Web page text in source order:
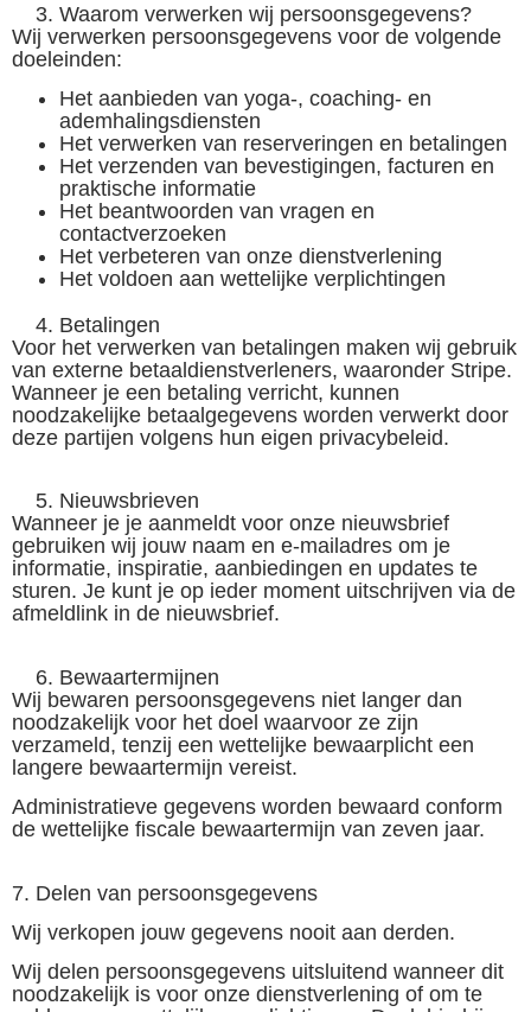
Waarom verwerken wij persoonsgegevens?
Wij verwerken persoonsgegevens voor de volgende
doeleinden:
Het aanbieden van yoga-, coaching- en
ademhalingsdiensten
Het verwerken van reserveringen en betalingen
Het verzenden van bevestigingen, facturen en
praktische informatie
Het beantwoorden van vragen en
contactverzoeken
Het verbeteren van onze dienstverlening
Het voldoen aan wettelijke verplichtingen
Betalingen
Voor het verwerken van betalingen maken wij gebruik
van externe betaaldienstverleners, waaronder Stripe.
Wanneer je een betaling verricht, kunnen
noodzakelijke betaalgegevens worden verwerkt door
deze partijen volgens hun eigen privacybeleid.
Nieuwsbrieven
Wanneer je je aanmeldt voor onze nieuwsbrief
gebruiken wij jouw naam en e-mailadres om je
informatie, inspiratie, aanbiedingen en updates te
sturen. Je kunt je op ieder moment uitschrijven via de
afmeldlink in de nieuwsbrief.
Bewaartermijnen
Wij bewaren persoonsgegevens niet langer dan
noodzakelijk voor het doel waarvoor ze zijn
verzameld, tenzij een wettelijke bewaarplicht een
langere bewaartermijn vereist.
Administratieve gegevens worden bewaard conform
de wettelijke fiscale bewaartermijn van zeven jaar.
7. Delen van persoonsgegevens
Wij verkopen jouw gegevens nooit aan derden.
Wij delen persoonsgegevens uitsluitend wanneer dit
noodzakelijk is voor onze dienstverlening of om te